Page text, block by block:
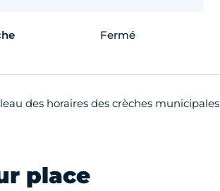
Fermé
des horaires des crèches municipales
place